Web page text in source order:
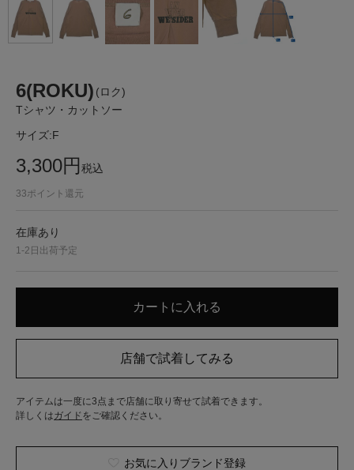
6(ROKU) (ロク)
Tシャツ・カットソー
サイズ:F
3,300円税込
33ポイント還元
在庫あり
1-2日出荷予定
アイテムは一度に3点まで店舗に取り寄せて試着できます。
詳しくはガイド をご確認ください。
お気に入りブランド登録